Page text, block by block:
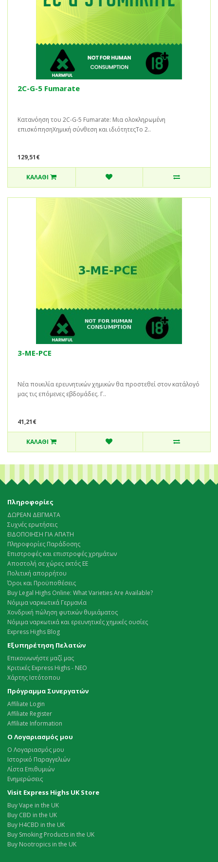
2C-G-5 Fumarate
Κατανόηση του 2C-G-5 Fumarate: Μια ολοκληρωμένη
επισκόπησηΧημική σύνθεση και ιδιότητεςΤο 2..
129,51€
ΚΑΛΆΘΙ
3-ME-PCE
Νέα ποικιλία ερευνητικών χημικών θα προστεθεί στον κατάλογό
μας τις επόμενες εβδομάδες. Γ..
41,21€
ΚΑΛΆΘΙ
Πληροφορίες
ΔΩΡΕΑΝ ΔΕΙΓΜΑΤΑ
Συχνές ερωτήσεις
ΕΙΔΟΠΟΙΗΣΗ ΓΙΑ ΑΠΑΤΗ
Πληροφορίες Παράδοσης
Επιστροφές και επιστροφές χρημάτων
Αποστολή σε χώρες εκτός ΕΕ
Πολιτική απορρήτου
Όροι και Προϋποθέσεις
Buy Legal Highs Online: What Varieties Are Available?
Νόμιμα ναρκωτικά Γερμανία
Χονδρική πώληση φυτικών θυμιάματος
Νόμιμα ναρκωτικά και ερευνητικές χημικές ουσίες
Express Highs Blog
Εξυπηρέτηση Πελατών
Επικοινωνήστε μαζί μας
Κριτικές Express Highs - ΝΕΟ
Χάρτης Ιστότοπου
Πρόγραμμα Συνεργατών
Affiliate Login
Affiliate Register
Affiliate Information
Ο Λογαριασμός μου
Ο Λογαριασμός μου
Ιστορικό Παραγγελιών
Λίστα Επιθυμιών
Ενημερώσεις
Visit Express Highs UK Store
Buy Vape in the UK
Buy CBD in the UK
Buy H4CBD in the UK
Buy Smoking Products in the UK
Buy Nootropics in the UK